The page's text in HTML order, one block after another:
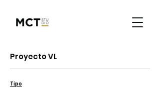
Proyecto VL
Tipo